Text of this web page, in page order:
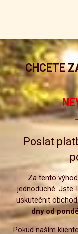
CHCETE
Poslat
Za tento
jednoduché.
uskutečnit
dny od
Pokud naším